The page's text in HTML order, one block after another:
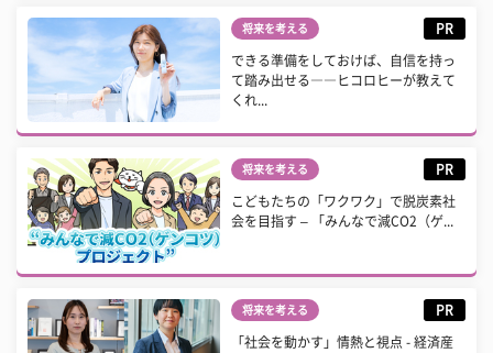
将来を考える PR
できる準備をしておけば、自信を持っ
て踏み出せる――ヒコロヒーが教えて
くれ...
将来を考える PR
こどもたちの「ワクワク」で脱炭素社
会を目指す – 「みんなで減CO2（ゲ...
将来を考える PR
「社会を動かす」情熱と視点 - 経済産